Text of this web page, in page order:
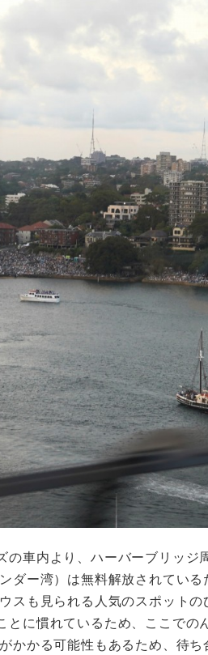
車内より、ハーバーブリッ
ダー湾）は無料解放されてい
スも見られる人気のスポット
に慣れているため、ここでの
かる可能性もあるため、待ち